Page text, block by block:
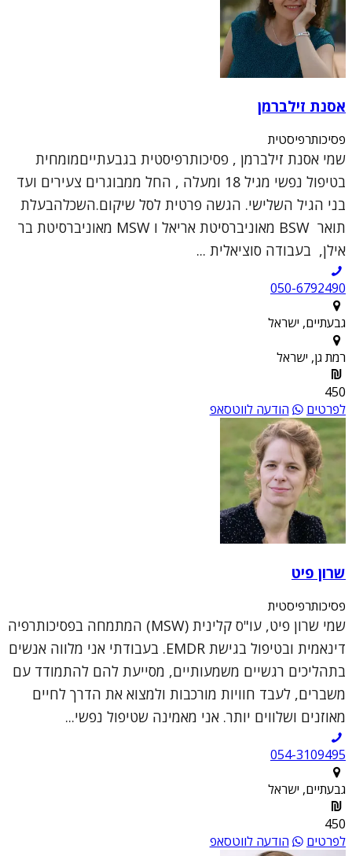
אסנת זילברמן
פסיכותרפיסטית
שמי אסנת זילברמן , פסיכותרפיסטית בגבעתייםמומחית
בטיפול נפשי מגיל 18 ומעלה , החל ממבוגרים צעירים ועד
בני הגיל השלישי. הגשה פרטית לסל שיקום.השכלהבעלת
תואר BSW מאוניברסיטת אריאל ו MSW מאוניברסיטת בר
אילן, בעבודה סוציאלית ...
050-6792490
גבעתיים, ישראל
רמת גן, ישראל
450
לפרטים
הודעה לווטסאפ
שרון פיט
פסיכותרפיסטית
שמי שרון פיט, עו"ס קלינית (MSW) המתמחה בפסיכותרפיה
דינאמית ובטיפול בגישת EMDR. בעבודתי אני מלווה אנשים
בתהליכים רגשיים משמעותיים, מסייעת להם להתמודד עם
משברים, לעבד חוויות מורכבות ולמצוא את הדרך לחיים
מאוזנים ושלווים יותר. אני מאמינה שטיפול נפשי...
054-3109495
גבעתיים, ישראל
450
לפרטים
הודעה לווטסאפ